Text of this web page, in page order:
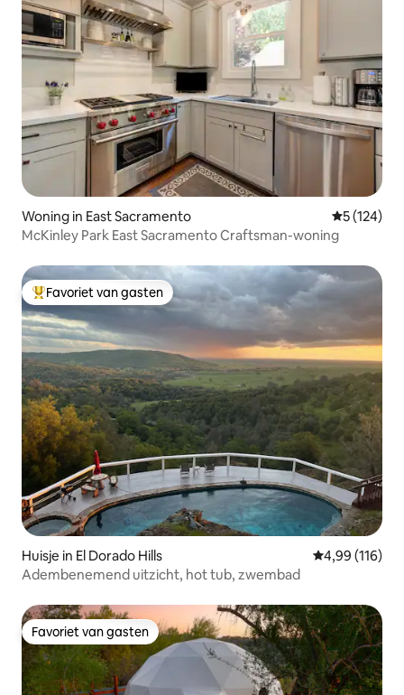
Woning in East Sacramento
5 (124)
McKinley Park East Sacramento Craftsman-woning
Topfavoriet van gasten
Favoriet van gasten
Huisje in El Dorado Hills Gemiddelde
4,99 (116)
Adembenemend uitzicht, hot tub, zwembad
Favoriet van gasten
Favoriet van gasten